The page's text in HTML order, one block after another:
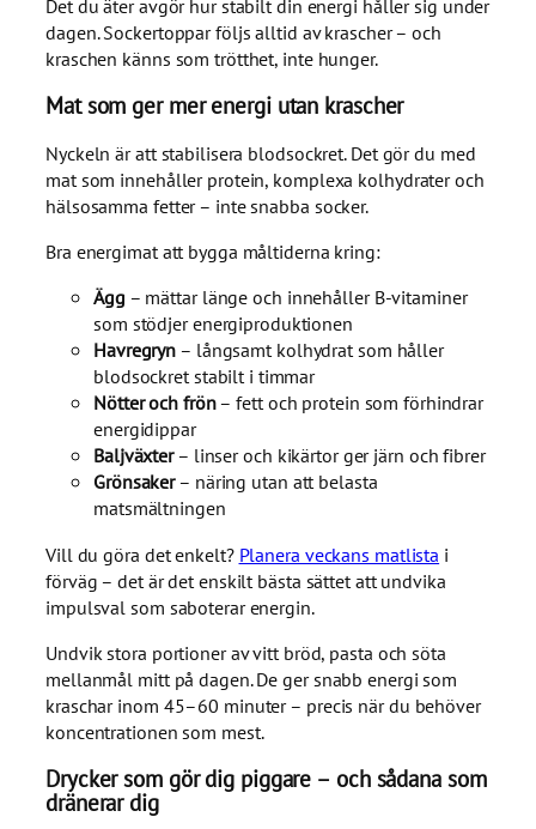
Det du äter avgör hur stabilt din energi håller sig under
dagen. Sockertoppar följs alltid av krascher – och
kraschen känns som trötthet, inte hunger.
Mat som ger mer energi utan krascher
Nyckeln är att stabilisera blodsockret. Det gör du med
mat som innehåller protein, komplexa kolhydrater och
hälsosamma fetter – inte snabba socker.
Bra energimat att bygga måltiderna kring:
Ägg – mättar länge och innehåller B-vitaminer
som stödjer energiproduktionen
Havregryn– långsamt kolhydrat som håller
blodsockret stabilt i timmar
Nötter och frön– fett och protein som förhindrar
energidippar
Baljväxter– linser och kikärtor ger järn och fibrer
Grönsaker– näring utan att belasta
matsmältningen
Vill du göra det enkelt? Planera veckans matlista i
förväg – det är det enskilt bästa sättet att undvika
impulsval som saboterar energin.
Undvik stora portioner av vitt bröd, pasta och söta
mellanmål mitt på dagen. De ger snabb energi som
kraschar inom 45–60 minuter – precis när du behöver
koncentrationen som mest.
Drycker som gör dig piggare – och sådana som
dränerar dig